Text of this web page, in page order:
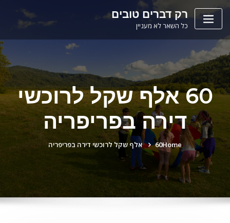
content
רק דברים טובים
כל השאר לא מעניין
60 אלף שקל לרוכשי
דירה בפריפריה
Home60 אלף שקל לרוכשי דירה בפריפריה